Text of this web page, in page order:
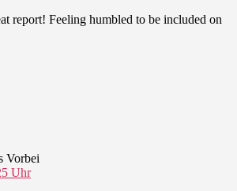
report! Feeling humbled to be included on
Vorbei
Uhr